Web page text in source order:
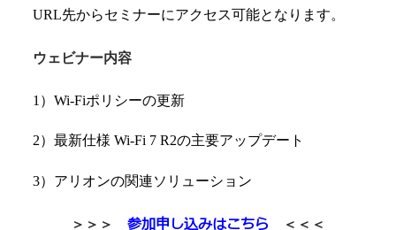
URL先からセミナーにアクセス可能となります。
ウェビナー内容
1）Wi-Fiポリシーの更新
2）最新仕様 Wi-Fi 7 R2の主要アップデート
3） アリオンの関連ソリューション
＞＞＞ 参加申し込みはこちら ＜＜＜